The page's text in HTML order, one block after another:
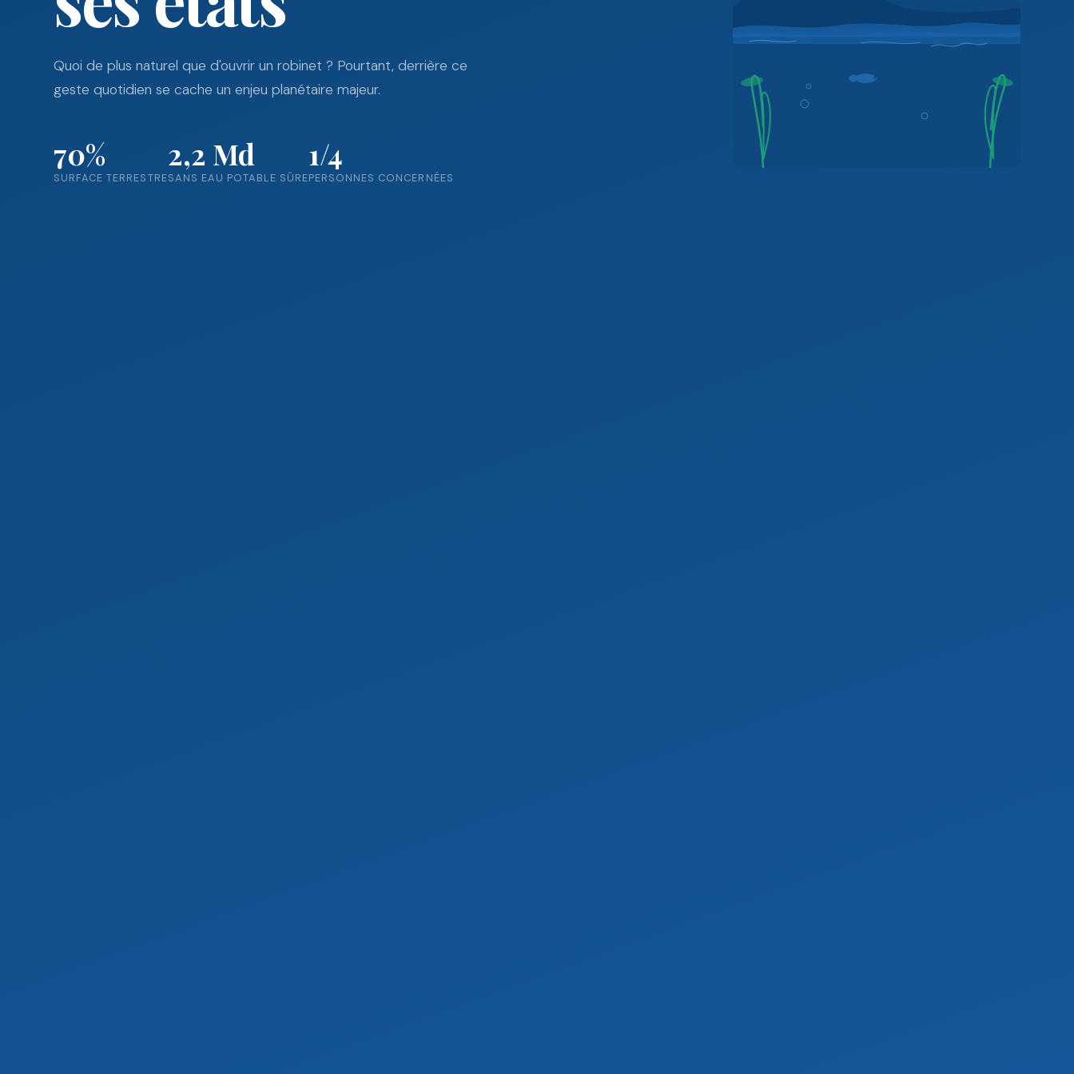
Quoi de plus naturel que d'ouvrir un robinet ? Pourtant, derrière ce
geste quotidien se cache un enjeu planétaire majeur.
70%
SURFACE TERRESTRE
2,2 Md
SANS EAU POTABLE SÛRE
1/4
PERSONNES CONCERNÉES